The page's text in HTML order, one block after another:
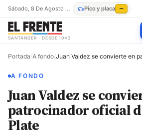
Sábado, 8 De Agosto De 2026 Pico y placa —
SANTANDER · DESDE 1942
Portada/A fondo/
A FONDO
Juan Valdez se
patrocinador oficial
Plate